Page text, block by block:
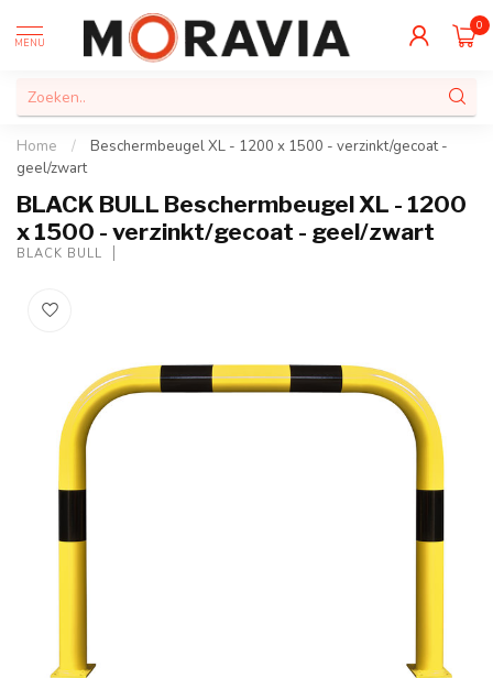
MENU
0
Home /
Beschermbeugel XL - 1200 x 1500 - verzinkt/gecoat -
geel/zwart
BLACK BULL Beschermbeugel XL - 1200
x 1500 - verzinkt/gecoat - geel/zwart
BLACK BULL